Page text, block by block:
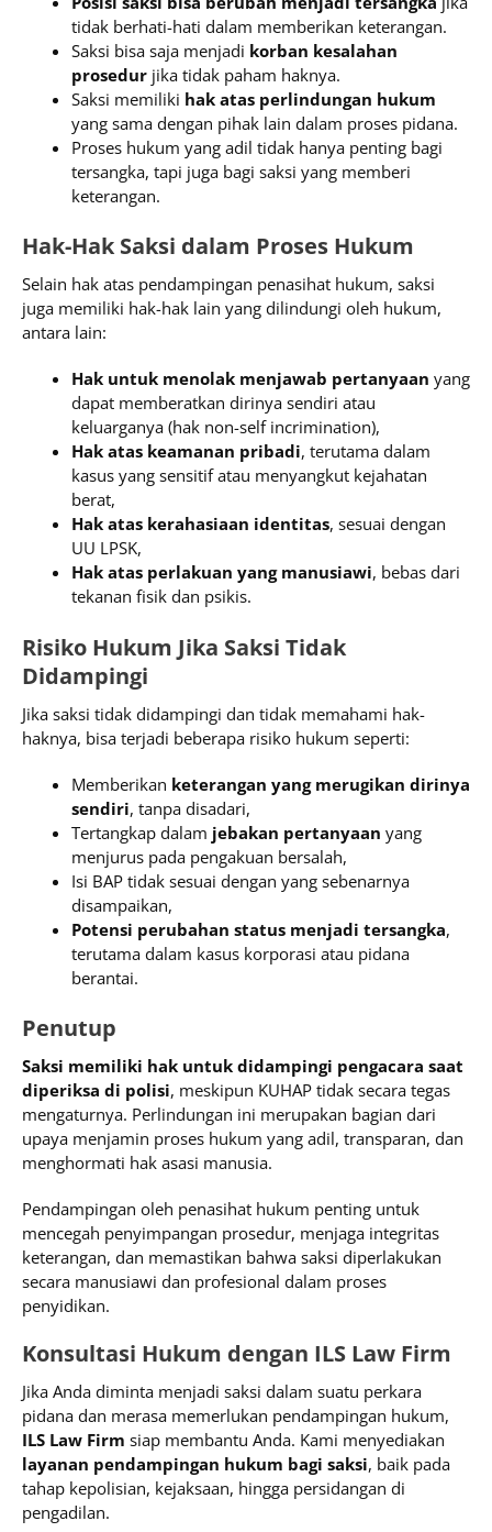
tidak berhati-hati dalam memberikan keterangan.
Saksi bisa saja menjadi korban kesalahan
prosedur jika tidak paham haknya.
Saksi memiliki hak atas perlindungan hukum
yang sama dengan pihak lain dalam proses pidana.
Proses hukum yang adil tidak hanya penting bagi
tersangka, tapi juga bagi saksi yang memberi
keterangan.
Hak-Hak Saksi dalam Proses Hukum
Selain hak atas pendampingan penasihat hukum, saksi
juga memiliki hak-hak lain yang dilindungi oleh hukum,
antara lain:
Hak untuk menolak menjawab pertanyaan yang
dapat memberatkan dirinya sendiri atau
keluarganya (hak non-self incrimination),
Hak atas keamanan pribadi, terutama dalam
kasus yang sensitif atau menyangkut kejahatan
berat,
Hak atas kerahasiaan identitas, sesuai dengan
UU LPSK,
Hak atas perlakuan yang manusiawi, bebas dari
tekanan fisik dan psikis.
Risiko Hukum Jika Saksi Tidak
Didampingi
Jika saksi tidak didampingi dan tidak memahami hak-
haknya, bisa terjadi beberapa risiko hukum seperti:
Memberikan keterangan yang merugikan dirinya
sendiri, tanpa disadari,
Tertangkap dalam jebakan pertanyaan yang
menjurus pada pengakuan bersalah,
Isi BAP tidak sesuai dengan yang sebenarnya
disampaikan,
Potensi perubahan status menjadi tersangka,
terutama dalam kasus korporasi atau pidana
berantai.
Penutup
Saksi memiliki hak untuk didampingi pengacara saat
diperiksa di polisi, meskipun KUHAP tidak secara tegas
mengaturnya. Perlindungan ini merupakan bagian dari
upaya menjamin proses hukum yang adil, transparan, dan
menghormati hak asasi manusia.
Pendampingan oleh penasihat hukum penting untuk
mencegah penyimpangan prosedur, menjaga integritas
keterangan, dan memastikan bahwa saksi diperlakukan
secara manusiawi dan profesional dalam proses
penyidikan.
Konsultasi Hukum dengan ILS Law Firm
Jika Anda diminta menjadi saksi dalam suatu perkara
pidana dan merasa memerlukan pendampingan hukum,
ILS Law Firm siap membantu Anda. Kami menyediakan
layanan pendampingan hukum bagi saksi, baik pada
tahap kepolisian, kejaksaan, hingga persidangan di
pengadilan.